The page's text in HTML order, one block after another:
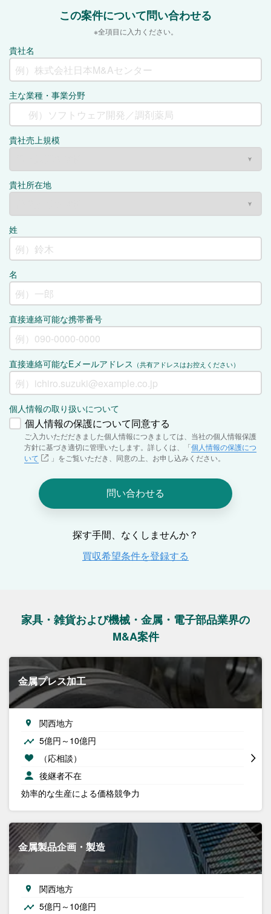
家具・雑貨および機械・金属・電子部品業界の
M&A案件
金属プレス加工
関西地方
5億円～10億円
（応相談）
後継者不在
効率的な生産による価格競争力
金属製品企画・製造
関西地方
5億円～10億円